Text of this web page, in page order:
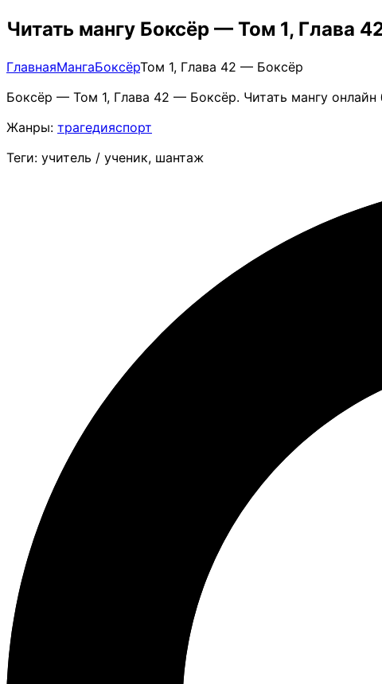
Читать мангу Боксёр — Том 1, Глава
ГлавнаяМангаБоксёрТом 1, Глава 42 — Боксёр
Боксёр — Том 1, Глава 42 — Боксёр. Читать мангу онлайн
Жанры: трагедияспорт
Теги: учитель / ученик, шантаж